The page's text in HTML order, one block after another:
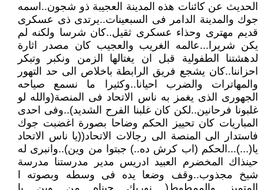
الحديث عن كائنات هذه المدينة العجيبة ذو شجون..اسمه
جوك والمدينة الدامر فى السبعينات..يرتدى ذى عسكرى
قديم مهترى وحذاء عسكرى ثقيل..كان شرسا ولكنه لم
يكن شريرا...عالمه الغريب والعجيب كان مصدر اثارة
لدهشتنا الطفولية قبل ان يغتالها الزمن ونكبر وتبكر
احزاننا..كان يشجع فريق الرابطة باخلاص الى حد التهور
والمهاترات والضرب احيانا..وكثيرا ما نسمع صياحه
الجهورى الذى يغمز به ناس الاتحاد فى المنصة(والله لو
غلبونا فرحانين..لكن كان غلبنا الفرح الشديد)..وفى احدى
المباريات كان تحييز الحكم وضاحا بصورة اغضبت جوك
فاستدار الى المنصة الى رجالات الاتحاد((يا ناس الاتحاد
يا(...)...الحكم (اب كرش ده..) جبتوا من وين)..وانبرى له
حينذاك المخضرم العبيد ادريس مدير مدرستنا مدرسة
شيخ مجذوب..وقف وضعا يده فى وسطه وبصوته ا